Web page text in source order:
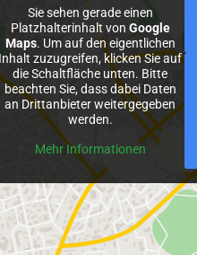
Sie sehen gerade einen
Platzhalterinhalt von Google
Maps. Um auf den eigentlichen
Inhalt zuzugreifen, klicken Sie auf
die Schaltfläche unten. Bitte
beachten Sie, dass dabei Daten
an Drittanbieter weitergegeben
werden.
Mehr Informationen